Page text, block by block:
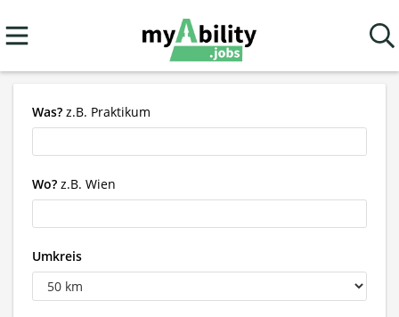
Was? z.B. Praktikum
Wo? z.B. Wien
Umkreis